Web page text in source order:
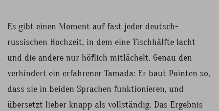
Es gibt einen Moment auf fast jeder deutsch-
russischen Hochzeit, in dem eine Tischhälfte lacht
und die andere nur höflich mitlächelt. Genau den
verhindert ein erfahrener Tamada: Er baut Pointen so,
dass sie in beiden Sprachen funktionieren, und
übersetzt lieber knapp als vollständig. Das Ergebnis